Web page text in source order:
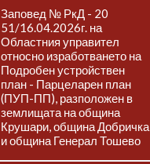
Заповед № РкД - 20
51/16.04.2026г. на
Областния управител
относно изработването на
Подробен устройствен
план - Парцеларен план
(ПУП-ПП), разположен в
землищата на община
Крушари, община Добричка
и община Генерал Тошево